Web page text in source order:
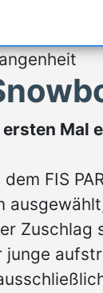
Mal
FIS
Zuschlag